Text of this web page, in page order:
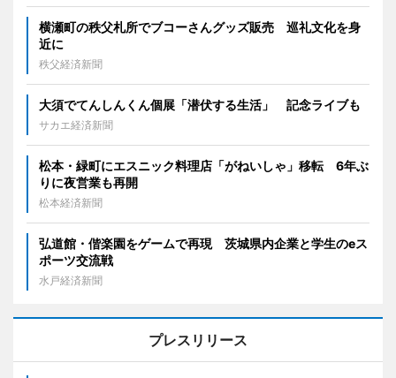
横瀬町の秩父札所でブコーさんグッズ販売 巡礼文化を身
近に
秩父経済新聞
大須でてんしんくん個展「潜伏する生活」 記念ライブも
サカエ経済新聞
松本・緑町にエスニック料理店「がねいしゃ」移転 6年ぶ
りに夜営業も再開
松本経済新聞
弘道館・偕楽園をゲームで再現 茨城県内企業と学生のeス
ポーツ交流戦
水戸経済新聞
プレスリリース